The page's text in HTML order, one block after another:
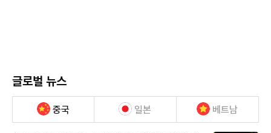
글로벌 뉴스
중국 일본 베트남